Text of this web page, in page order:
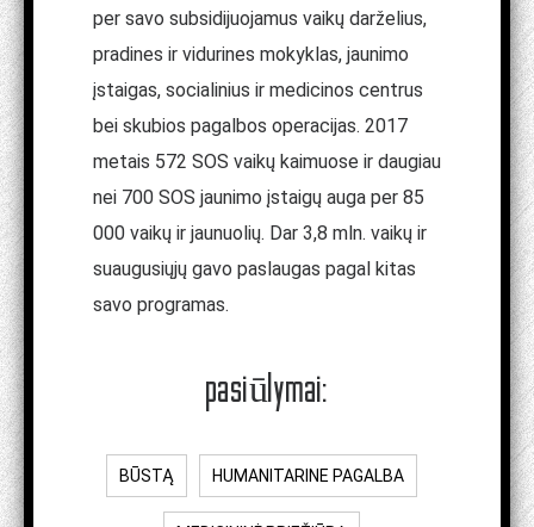
per savo subsidijuojamus vaikų darželius,
pradines ir vidurines mokyklas, jaunimo
įstaigas, socialinius ir medicinos centrus
bei skubios pagalbos operacijas. 2017
metais 572 SOS vaikų kaimuose ir daugiau
nei 700 SOS jaunimo įstaigų auga per 85
000 vaikų ir jaunuolių. Dar 3,8 mln. vaikų ir
suaugusiųjų gavo paslaugas pagal kitas
savo programas.
pasiūlymai:
BŪSTĄ HUMANITARINE PAGALBA